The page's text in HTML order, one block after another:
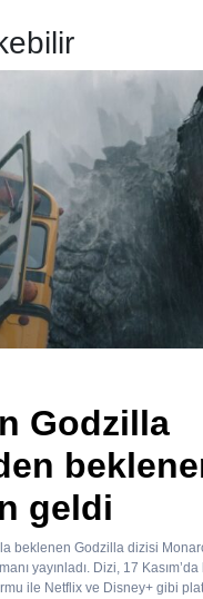
Godzilla
geldi
beklenen Godzilla dizisi
yayınladı. Dizi, 17
ile Netflix ve Disney+ gibi